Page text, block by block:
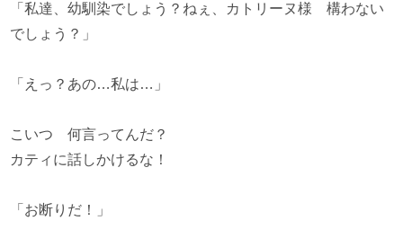
「私達、幼馴染でしょう？ねぇ、カトリーヌ様 構わない
でしょう？」
「えっ？あの…私は…」
こいつ 何言ってんだ？
カティに話しかけるな！
「お断りだ！」